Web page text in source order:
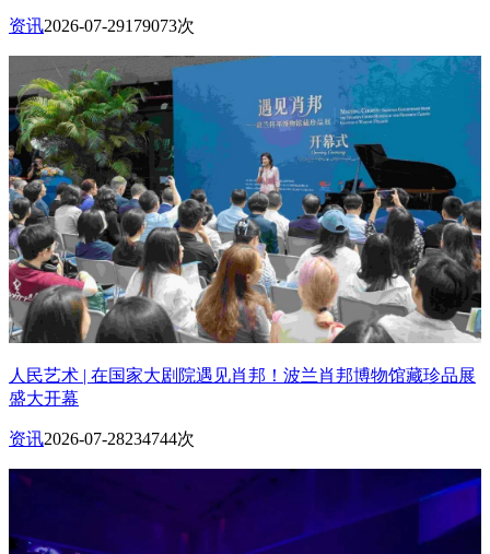
资讯2026-07-29179073次
人民艺术 | 在国家大剧院遇见肖邦！波兰肖邦博物馆藏珍品展
盛大开幕
资讯2026-07-28234744次